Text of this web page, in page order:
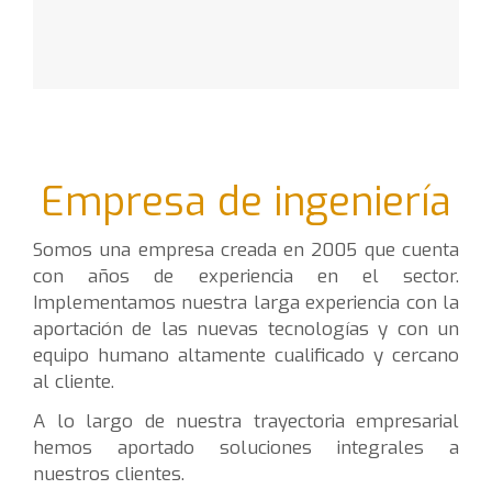
Empresa de ingeniería
Somos una empresa creada en 2005 que cuenta
con años de experiencia en el sector.
Implementamos nuestra larga experiencia con la
aportación de las nuevas tecnologías y con un
equipo humano altamente cualificado y cercano
al cliente.
A lo largo de nuestra trayectoria empresarial
hemos aportado soluciones integrales a
nuestros clientes.